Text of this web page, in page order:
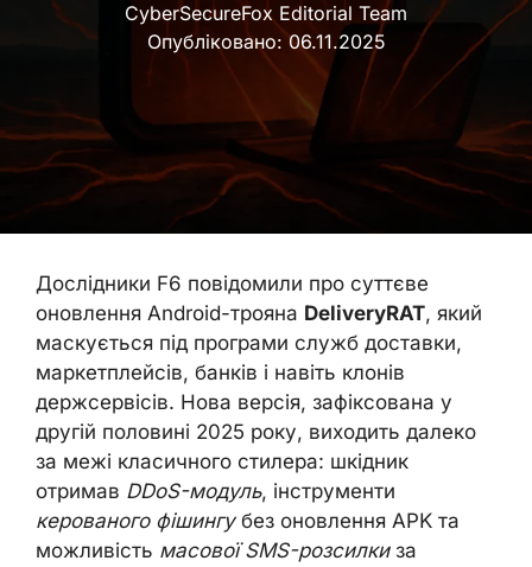
CyberSecureFox Editorial Team
Опубліковано:06.11.2025
Дослідники F6 повідомили про суттєве
оновлення Android-трояна DeliveryRAT, який
маскується під програми служб доставки,
маркетплейсів, банків і навіть клонів
держсервісів. Нова версія, зафіксована у
другій половині 2025 року, виходить далеко
за межі класичного стилера: шкідник
отримав DDoS-модуль, інструменти
керованого фішингубез оновлення APK та
можливість масової SMS-розсилкиза